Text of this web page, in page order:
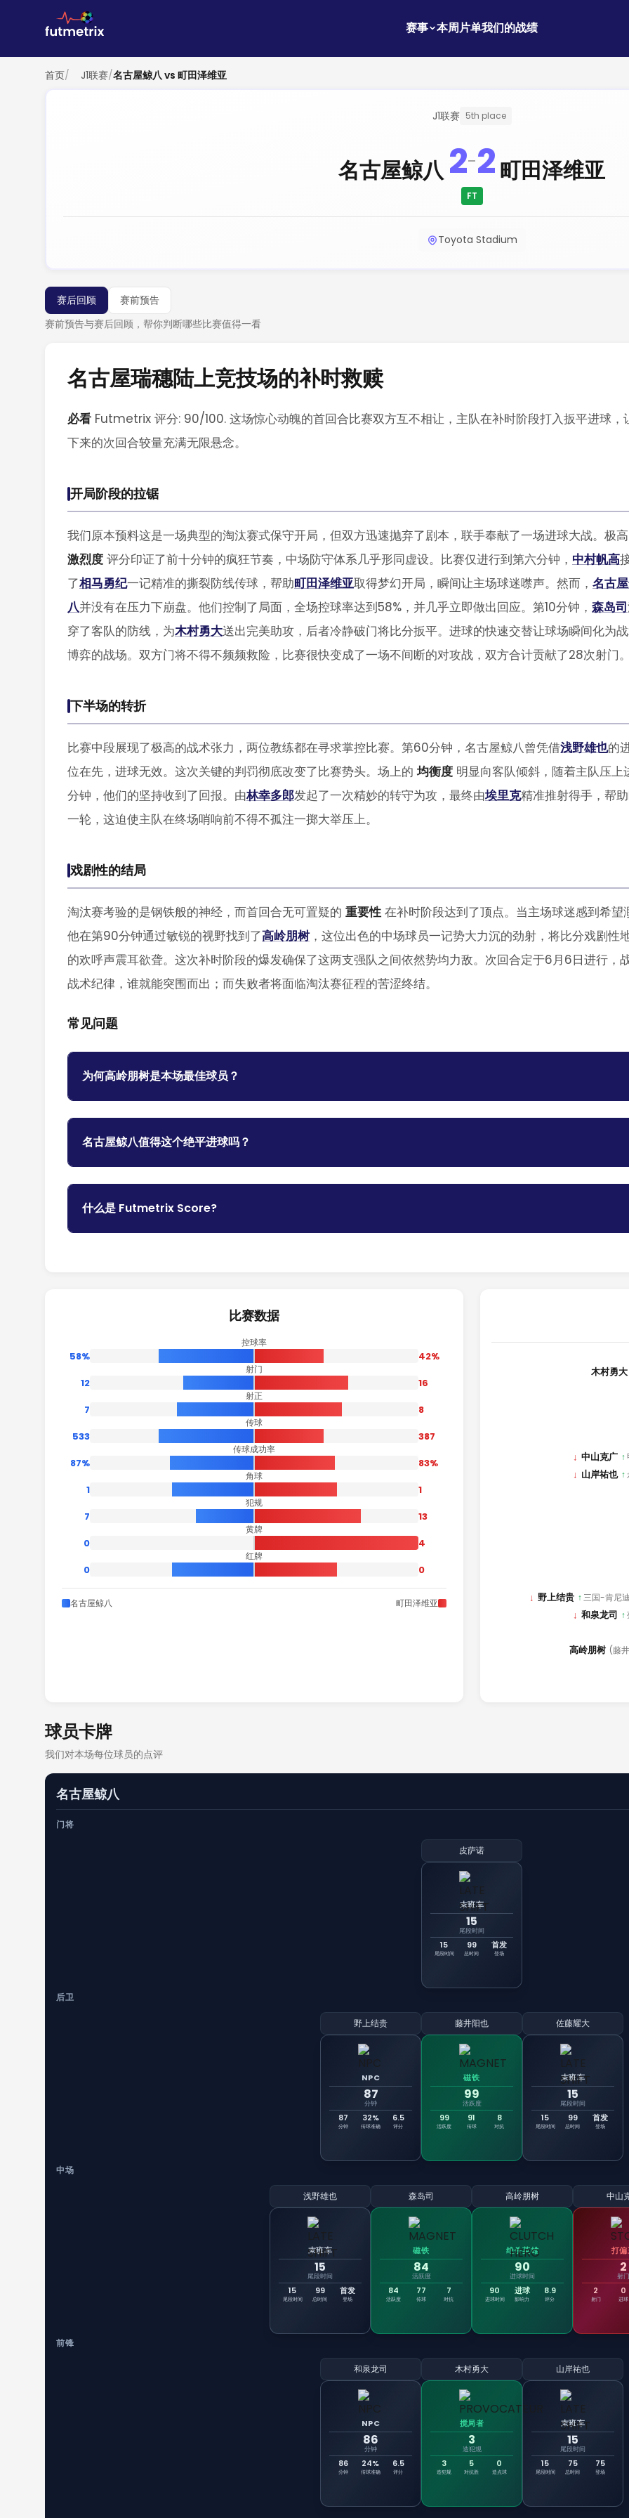
赛事 本周片单我们的战绩
首页/ J1联赛/名古屋鲸八 vs 町田泽维亚
J1联赛 5th place
名古屋鲸八 2-2
FT
町田泽维亚
Toyota Stadium
赛后回顾
赛前预告
赛前预告与赛后回顾，帮你判断哪些比赛值得一看
名古屋瑞穗陆上竞技场的补时救赎
必看 Futmetrix 评分: 90/100. 这场惊心动魄的首回合比赛双方互不相让，主队在补时阶段打入扳平进球，
下来的次回合较量充满无限悬念。
开局阶段的拉锯
我们原本预料这是一场典型的淘汰赛式保守开局，但双方迅速抛弃了剧本，联手奉献了一场进球大战。极
激烈度 评分印证了前十分钟的疯狂节奏，中场防守体系几乎形同虚设。比赛仅进行到第六分钟， 中村帆高
了相马勇纪一记精准的撕裂防线传球，帮助町田泽维亚取得梦幻开局，瞬间让主场球迷噤声。然而， 名古
八并没有在压力下崩盘。他们控制了局面，全场控球率达到58%，并几乎立即做出回应。第10分钟， 森岛司
穿了客队的防线，为木村勇大送出完美助攻，后者冷静破门将比分扳平。进球的快速交替让球场瞬间化为
博弈的战场。双方门将不得不频频救险，比赛很快变成了一场不间断的对攻战，双方合计贡献了28次射门
下半场的转折
比赛中段展现了极高的战术张力，两位教练都在寻求掌控比赛。第60分钟，名古屋鲸八曾凭借浅野雄也的
位在先，进球无效。这次关键的判罚彻底改变了比赛势头。场上的 均衡度 明显向客队倾斜，随着主队压
分钟，他们的坚持收到了回报。由林幸多郎发起了一次精妙的转守为攻，最终由埃里克精准推射得手，帮
一轮，这迫使主队在终场哨响前不得不孤注一掷大举压上。
戏剧性的结局
淘汰赛考验的是钢铁般的神经，而首回合无可置疑的 重要性在补时阶段达到了顶点。当主场球迷感到希望
他在第90分钟通过敏锐的视野找到了高岭朋树，这位出色的中场球员一记势大力沉的劲射，将比分戏剧
的欢呼声震耳欲聋。这次补时阶段的爆发确保了这两支强队之间依然势均力敌。次回合定于6月6日进行，
战术纪律，谁就能突围而出；而失败者将面临淘汰赛征程的苦涩终结。
常见问题
为何高岭朋树是本场最佳球员？
名古屋鲸八值得这个绝平进球吗？
什么是 Futmetrix Score?
比赛数据
控球率
58% 42%
射门
12 16
射正
7 8
传球
533 387
传球成功率
87% 83%
角球
1 1
犯规
7 13
黄牌
0 4
红牌
0 0
名古屋鲸八 町田泽维亚
木村勇大
↓ 中山克广 ↑
↓ 山岸祐也 ↑
↓ 野上结贵 ↑ 三国-肯尼
↓ 和泉龙司 ↑
高岭朋树 (藤
球员卡牌
我们对本场每位球员的点评
名古屋鲸八
门将
皮萨诺
末班车
15
尾段时间
15
尾段时间
99
总时间
首发
登场
后卫
野上结贵
NPC
87
分钟
87
分钟
32%
传球准确
6.5
评分
藤井阳也
磁铁
99
活跃度
99
活跃度
91
传球
8
对抗
佐藤耀大
末班车
15
尾段时间
15
尾段时间
99
总时间
首发
登场
中场
浅野雄也
末班车
15
尾段时间
15
尾段时间
99
总时间
首发
登场
森岛司
磁铁
84
活跃度
84
活跃度
77
传球
7
对抗
高岭朋树
绝杀英雄
90
进球时间
90
进球时间
进球
影响力
8.9
评分
中山
打
2
射门
2
射门
0
进球
前锋
和泉龙司
NPC
86
分钟
86
分钟
24%
传球准确
6.5
评分
木村勇大
搅局者
3
造犯规
3
造犯规
5
对抗胜
0
造点球
山岸祐也
末班车
15
尾段时间
15
尾段时间
75
总时间
75
登场